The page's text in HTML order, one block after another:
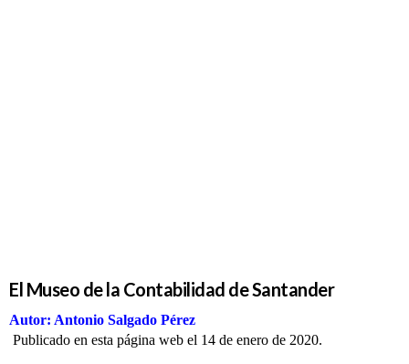
El Museo de la Contabilidad de Santander
Autor: Antonio Salgado Pérez
Publicado en esta página web el 14 de enero de 2020.